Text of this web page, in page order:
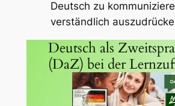
Deutsch zu
verständlich
Deutsch als
(DaZ) bei der